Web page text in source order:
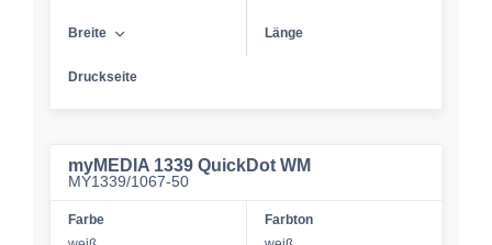
Breite Länge
Druckseite
myMEDIA 1339 QuickDot WM
MY1339/1067-50
Farbe
Farbton